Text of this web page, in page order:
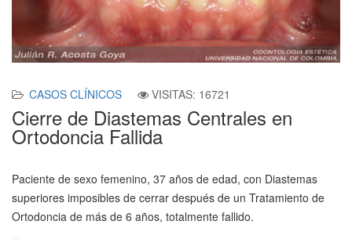
CASOS CLÍNICOS VISITAS: 16721
Cierre de Diastemas Centrales en
Ortodoncia Fallida
Paciente de sexo femenino, 37 años de edad, con Diastemas
superiores imposibles de cerrar después de un Tratamiento de
Ortodoncia de más de 6 años, totalmente fallido.